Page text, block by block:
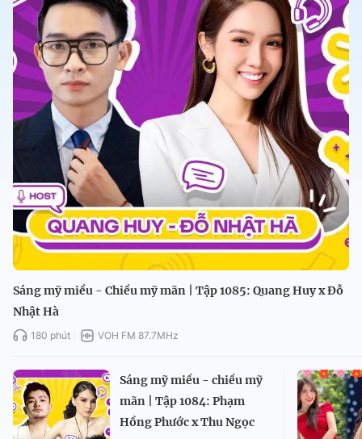
Sáng mỹ miều - Chiều mỹ mãn | Tập 1085: Quang Huy x Đỗ
Nhật Hà
180 phút VOH FM 87.7MHz
Sáng mỹ miều - chiều mỹ
mãn | Tập 1084: Phạm
Hồng Phước x Thu Ngọc